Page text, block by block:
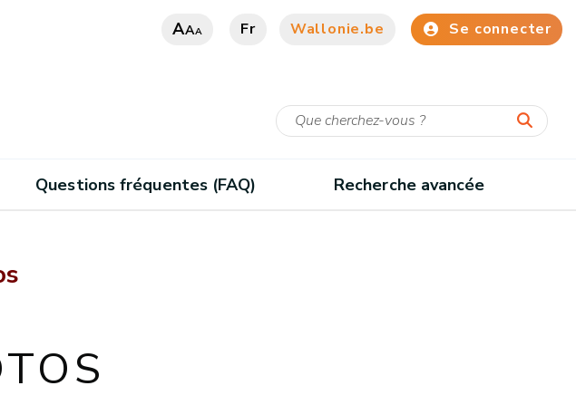
AAA Fr Wallonie.be Se connecter
Questions fréquentes (FAQ) Recherche avancée